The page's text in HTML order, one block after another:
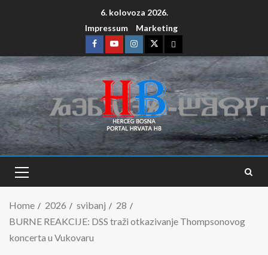
6. kolovoza 2026.
Impressum
Marketing
Home 2026 svibanj
28
BURNE REAKCIJE: DSS traži otkazivanje Thompsonovog
koncerta u Vukovaru